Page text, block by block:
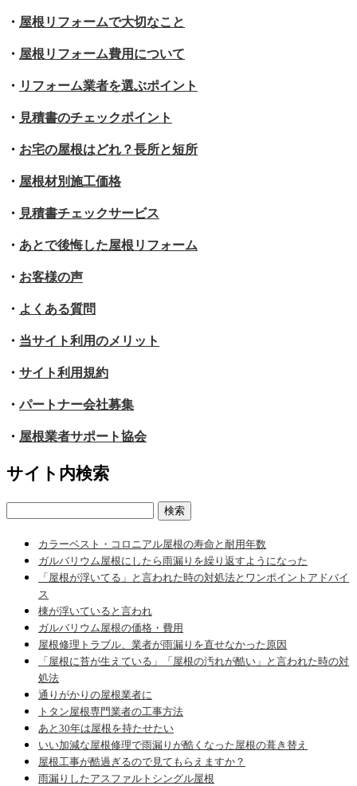
・ 屋根リフォームで大切なこと
・ 屋根リフォーム費用について
・ リフォーム業者を選ぶポイント
・ 見積書のチェックポイント
・ お宅の屋根はどれ？長所と短所
・ 屋根材別施工価格
・ 見積書チェックサービス
・ あとで後悔した屋根リフォーム
・ お客様の声
・ よくある質問
・ 当サイト利用のメリット
・ サイト利用規約
・パートナー会社募集
・ 屋根業者サポート協会
サイト内検索
カラーベスト・コロニアル屋根の寿命と耐用年数
ガルバリウム屋根にしたら雨漏りを繰り返すようになった
「屋根が浮いてる」と言われた時の対処法とワンポイントアドバイ
ス
棟が浮いていると言われ
ガルバリウム屋根の価格・費用
屋根修理トラブル、業者が雨漏りを直せなかった原因
「屋根に苔が生えている」「屋根の汚れが酷い」と言われた時の対
処法
通りがかりの屋根業者に
トタン屋根専門業者の工事方法
あと30年は屋根を持たせたい
いい加減な屋根修理で雨漏りが酷くなった屋根の葺き替え
屋根工事が酷過ぎるので見てもらえますか？
雨漏りしたアスファルトシングル屋根